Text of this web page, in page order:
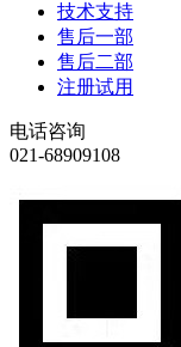
技术支持
售后一部
售后二部
注册试用
电话咨询
021-68909108